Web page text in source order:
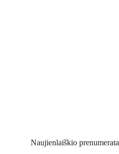
Naujienlaiškio prenumerata